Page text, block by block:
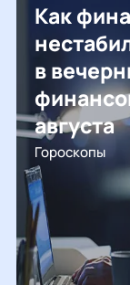
Как
в
августа
Гороскопы